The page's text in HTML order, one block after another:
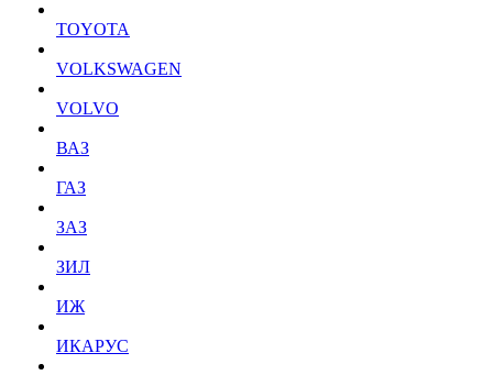
TOYOTA
VOLKSWAGEN
VOLVO
ВАЗ
ГАЗ
ЗАЗ
ЗИЛ
ИЖ
ИКАРУС